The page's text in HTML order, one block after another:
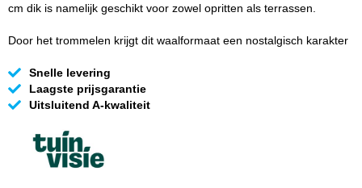
cm dik is namelijk geschikt voor zowel opritten als terrassen.
Door het trommelen krijgt dit waalformaat een nostalgisch karakter
Snelle levering
Laagste prijsgarantie
Uitsluitend A-kwaliteit